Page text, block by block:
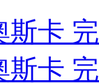
斯卡
斯卡